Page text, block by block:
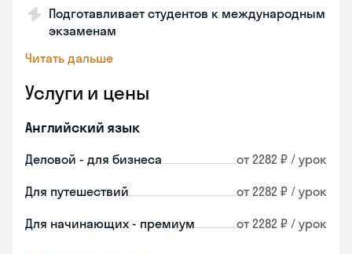
Подготавливает студентов к международным
экзаменам
Читать дальше
Услуги и цены
Английский язык
Деловой - для бизнеса от 2282 ₽ / урок
Для путешествий от 2282 ₽ / урок
Для начинающих - премиум от 2282 ₽ / урок